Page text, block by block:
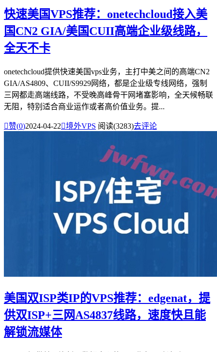
快速美国VPS推荐：onetechcloud接入美
国CN2 GIA/美国CUII高端企业级线路，
全天不卡
onetechcloud提供快速美国vps业务，主打中美之间的高端CN2
GIA/AS4809、CUII/S9929网络，都是企业级专线网络，强制
三网都走高端线路，不受晚高峰骨干网堵塞影响，全天候畅联
无阻，特别适合商业运作或者高价值业务。提...
赞(0)2024-04-22境外VPS 阅读(3283)去评论
美国双ISP类IP的VPS推荐：edgenat，提
供双ISP+三网AS4837线路，速度快且能
解锁流媒体